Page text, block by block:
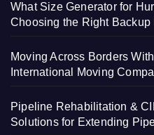
What Size Generator for
Choosing the Right Backup
Moving Across Borders
International Moving
Pipeline Rehabilitation &
Solutions for Extending